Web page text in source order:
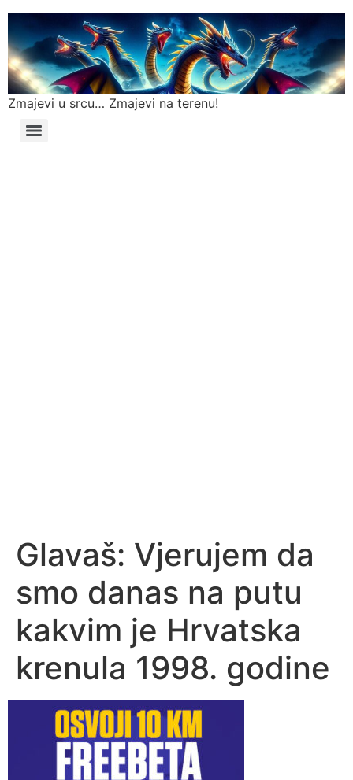
Zmajevi u srcu… Zmajevi na terenu!
Glavaš: Vjerujem da
smo danas na putu
kakvim je Hrvatska
krenula 1998. godine